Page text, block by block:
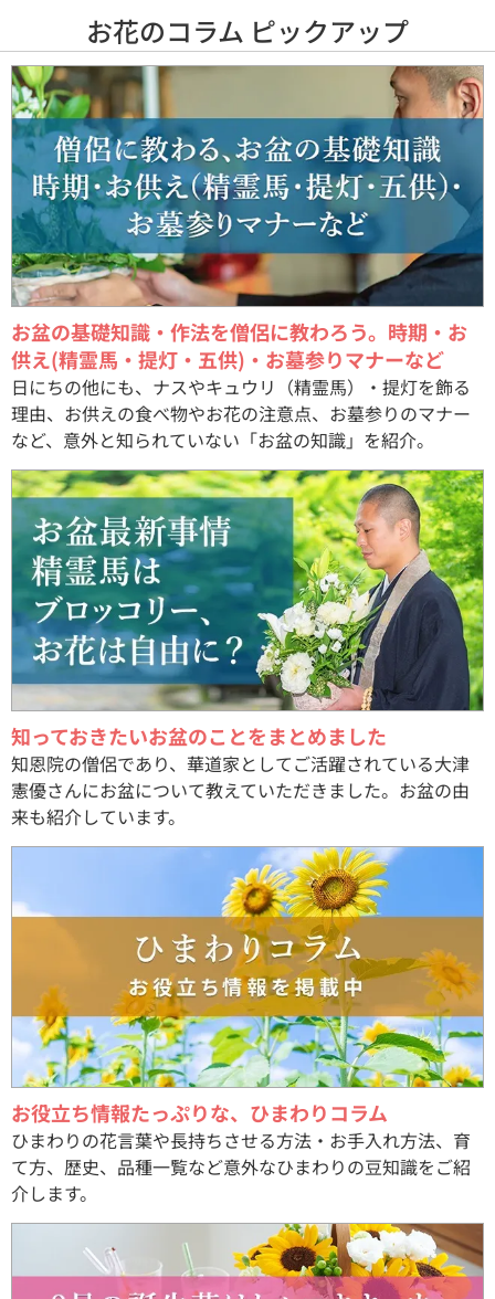
お花のコラム ピックアップ
お盆の基礎知識・作法を僧侶に教わろう。時期・お
供え(精霊馬・提灯・五供)・お墓参りマナーなど
日にちの他にも、ナスやキュウリ（精霊馬）・提灯を飾る
理由、お供えの食べ物やお花の注意点、お墓参りのマナー
など、意外と知られていない「お盆の知識」を紹介。
知っておきたいお盆のことをまとめました
知恩院の僧侶であり、華道家としてご活躍されている大津
憲優さんにお盆について教えていただきました。お盆の由
来も紹介しています。
お役立ち情報たっぷりな、ひまわりコラム
ひまわりの花言葉や長持ちさせる方法・お手入れ方法、育
て方、歴史、品種一覧など意外なひまわりの豆知識をご紹
介します。